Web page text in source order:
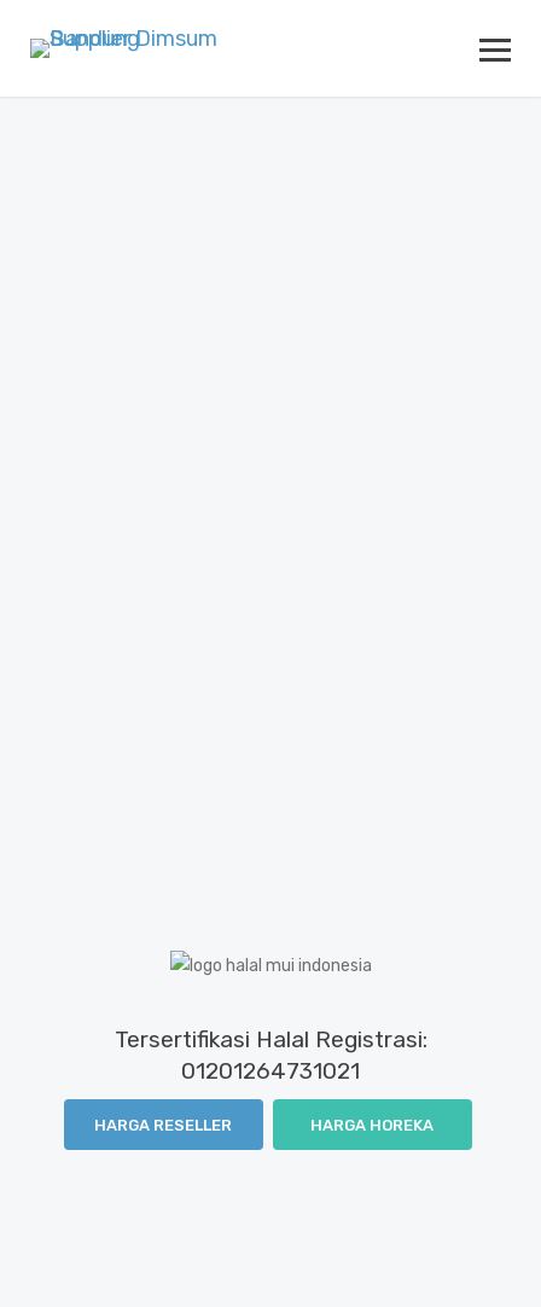
Tersertifikasi Halal Registrasi:
01201264731021
HARGA RESELLER HARGA HOREKA